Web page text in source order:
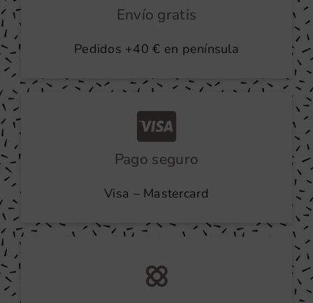
Envío gratis
Pedidos +40 € en península
Pago seguro
Visa – Mastercard